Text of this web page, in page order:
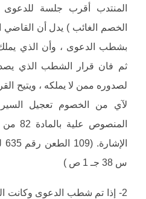
المنتدب أقرب جلسة للدعوى
الخصم الغائب ) يدل أن القاضي
بشطب الدعوى ، وأن الذي
ثم فان قرار الشطب الذي
لصدوره ممن لا يملكه ، ويتيح
لآي من الخصوم تعجيل السير
س 38 جـ 1 ص )
2- إذا تم شطب الدعوى وكانت